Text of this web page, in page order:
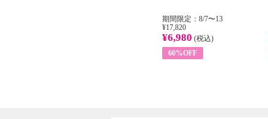
期間限定：8/7〜13
¥17,820
¥6,980 (税込)
60%OFF